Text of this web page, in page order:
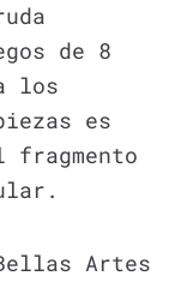
de 8
los
es
Artes